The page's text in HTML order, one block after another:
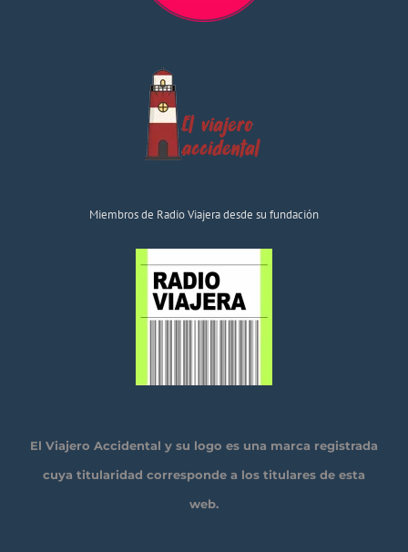
Miembros de Radio Viajera desde su fundación
El Viajero Accidental y su logo es una marca registrada
cuya titularidad corresponde a los titulares de esta
web.